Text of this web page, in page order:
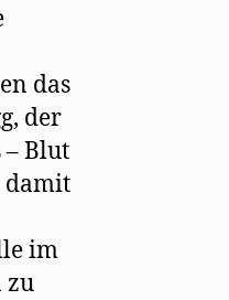
das
der
– Blut
damit
im
zu